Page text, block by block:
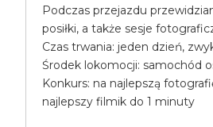
Podczas przejazdu
posiłki, a także sesje
Czas trwania: jeden dzień,
Środek lokomocji: samochód
Konkurs: na najlepszą
najlepszy filmik do 1 minuty